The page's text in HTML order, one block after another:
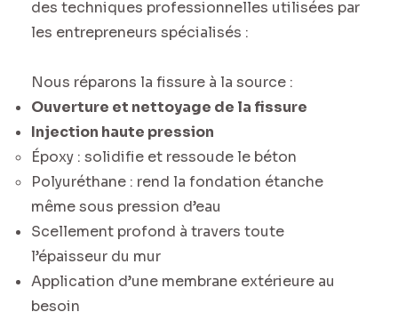
des techniques professionnelles utilisées par
les entrepreneurs spécialisés :
Nous réparons la fissure à la source :
Ouverture et nettoyage de la fissure
Injection haute pression
Époxy : solidifie et ressoude le béton
Polyuréthane : rend la fondation étanche
même sous pression d’eau
Scellement profond à travers toute
l’épaisseur du mur
Application d’une membrane extérieure au
besoin